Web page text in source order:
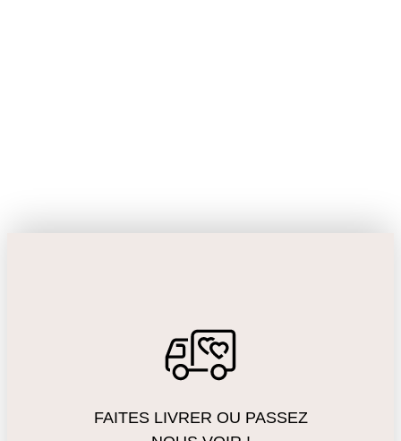
FAITES LIVRER OU PASSEZ